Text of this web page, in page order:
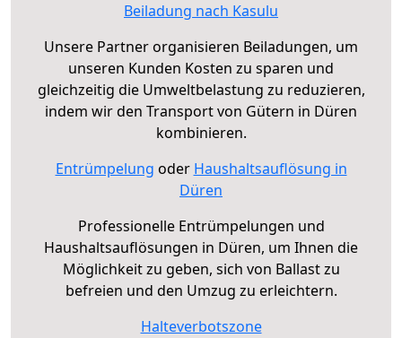
Beiladung nach Kasulu
Unsere Partner organisieren Beiladungen, um
unseren Kunden Kosten zu sparen und
gleichzeitig die Umweltbelastung zu reduzieren,
indem wir den Transport von Gütern in Düren
kombinieren.
Entrümpelung oder Haushaltsauflösung in
Düren
Professionelle Entrümpelungen und
Haushaltsauflösungen in Düren, um Ihnen die
Möglichkeit zu geben, sich von Ballast zu
befreien und den Umzug zu erleichtern.
Halteverbotszone